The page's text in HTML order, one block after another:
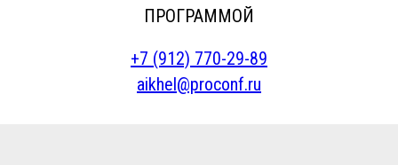
ПРОГРАММОЙ
+7 (912) 770-29-89
aikhel@proconf.ru